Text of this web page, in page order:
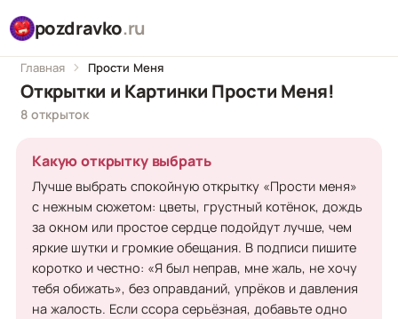
pozdravko.ru
Главная Прости Меня
Открытки и Картинки Прости Меня!
8 открыток
Какую открытку выбрать
Лучше выбрать спокойную открытку «Прости меня»
с нежным сюжетом: цветы, грустный котёнок, дождь
за окном или простое сердце подойдут лучше, чем
яркие шутки и громкие обещания. В подписи пишите
коротко и честно: «Я был неправ, мне жаль, не хочу
тебя обижать», без оправданий, упрёков и давления
на жалость. Если ссора серьёзная, добавьте одно